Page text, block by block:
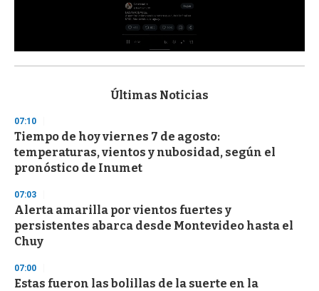
s
d
s
o
f
3
s
e
c
o
n
Últimas Noticias
07:10
Tiempo de hoy viernes 7 de agosto:
temperaturas, vientos y nubosidad, según el
pronóstico de Inumet
07:03
Alerta amarilla por vientos fuertes y
persistentes abarca desde Montevideo hasta el
Chuy
07:00
Estas fueron las bolillas de la suerte en la